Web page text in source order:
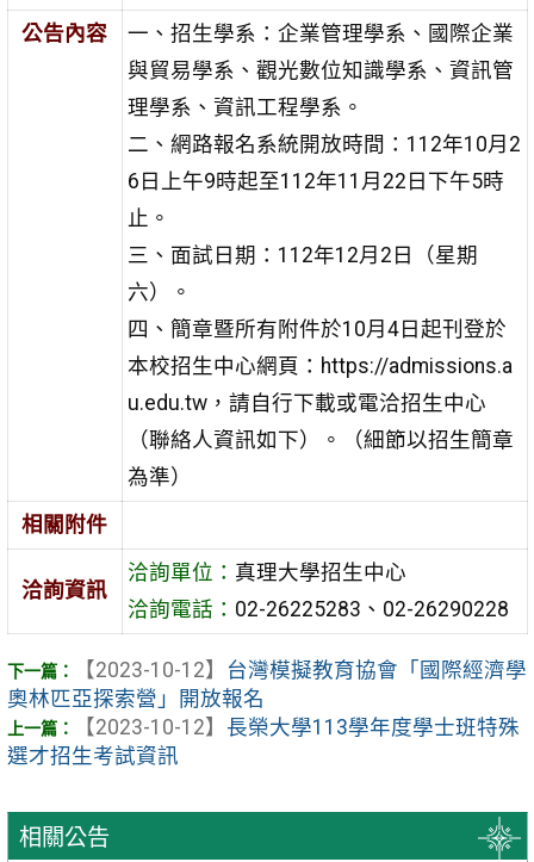
相關公告
公告內容
一、招生學系：企業管理學系、國際企業
與貿易學系、觀光數位知識學系、資訊管
理學系、資訊工程學系。
二、網路報名系統開放時間：112年10月2
6日上午9時起至112年11月22日下午5時
止。
三、面試日期：112年12月2日（星期
六）。
四、簡章暨所有附件於10月4日起刊登於
本校招生中心網頁：https://admissions.a
u.edu.tw，請自行下載或電洽招生中心
（聯絡人資訊如下）。（細節以招生簡章
為準）
相關附件
洽詢資訊
洽詢單位： 真理大學招生中心
洽詢電話： 02-26225283、02-26290228
【2023-10-12】
台灣模擬教育協會「國際經濟學
奧林匹亞探索營」開放報名
【2023-10-12】 長榮大學113學年度學士班特殊
選才招生考試資訊